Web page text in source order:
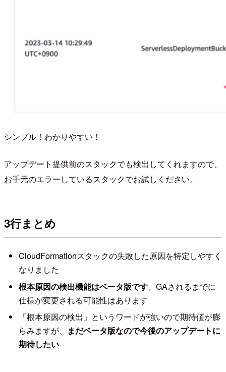
シンプル！わかりやすい！
アップデート提供前のスタックでも検出してくれますので、
お手元のエラーしているスタックでお試しください。
3行まとめ
CloudFormationスタックの失敗した原因を特定しやすく
なりました
根本原因の検出機能はベータ版です、GAされるまでに
仕様が変更される可能性はあります
「根本原因の検出」というワードが強いので期待値が膨
らみますが、
まだベータ版なので今後のアップデートに
期待したい